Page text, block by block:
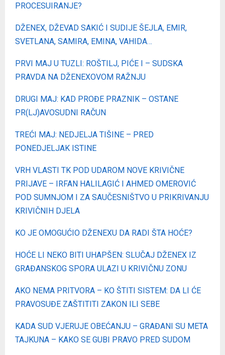
PROCESUIRANJE?
DŽENEX, DŽEVAD SAKIĆ I SUDIJE ŠEJLA, EMIR,
SVETLANA, SAMIRA, EMINA, VAHIDA…
PRVI MAJ U TUZLI: ROŠTILJ, PIĆE I – SUDSKA
PRAVDA NA DŽENEXOVOM RAŽNJU
DRUGI MAJ: KAD PROĐE PRAZNIK – OSTANE
PR(LJ)AVOSUDNI RAČUN
TREĆI MAJ: NEDJELJA TIŠINE – PRED
PONEDJELJAK ISTINE
VRH VLASTI TK POD UDAROM NOVE KRIVIČNE
PRIJAVE – IRFAN HALILAGIĆ I AHMED OMEROVIĆ
POD SUMNJOM I ZA SAUČESNIŠTVO U PRIKRIVANJU
KRIVIČNIH DJELA
KO JE OMOGUĆIO DŽENEXU DA RADI ŠTA HOĆE?
HOĆE LI NEKO BITI UHAPŠEN: SLUČAJ DŽENEX IZ
GRAĐANSKOG SPORA ULAZI U KRIVIČNU ZONU
AKO NEMA PRITVORA – KO ŠTITI SISTEM: DA LI ĆE
PRAVOSUĐE ZAŠTITITI ZAKON ILI SEBE
KADA SUD VJERUJE OBEĆANJU – GRAĐANI SU META
TAJKUNA – KAKO SE GUBI PRAVO PRED SUDOM